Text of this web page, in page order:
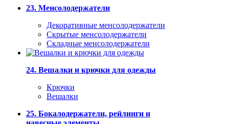
23. Менсолодержатели
Декоративные менсолодержатели
Скрытые менсолодержатели
Складные менсолодержатели
24. Вешалки и крючки для одежды
Крючки
Вешалки
25. Бокалодержатели, рейлинги и